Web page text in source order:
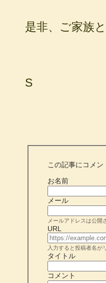
是非、ご家族
S
この記事にコメン
お名前
メール
メールアドレスは公開
URL
入力すると投稿者名が
タイトル
コメント